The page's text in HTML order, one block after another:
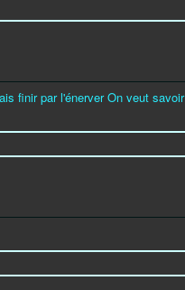
finir par l'énerver On veut savoir